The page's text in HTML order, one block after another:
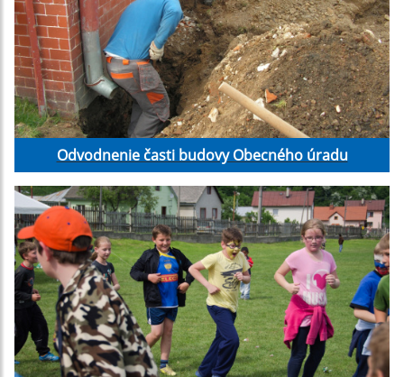
Odvodnenie časti budovy Obecného úradu